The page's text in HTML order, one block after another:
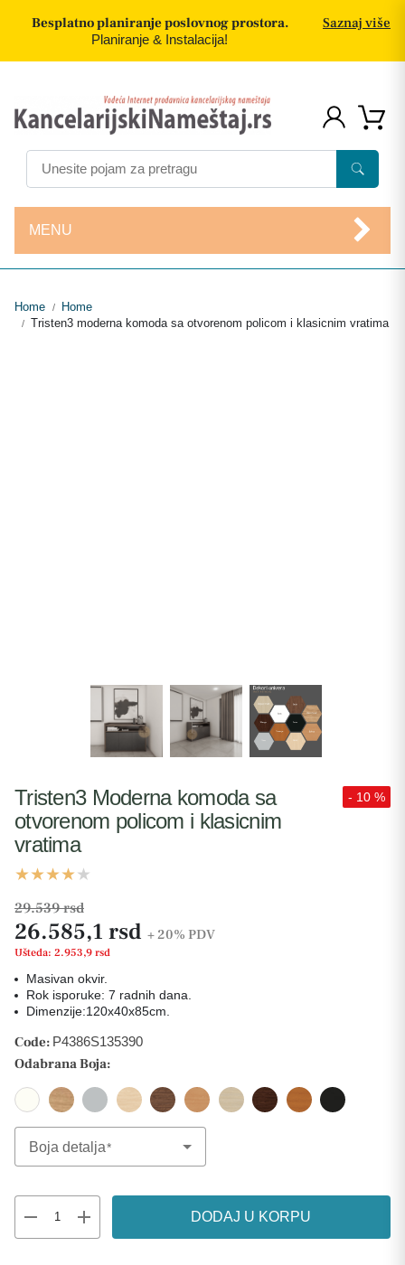
Besplatno planiranje poslovnog prostora.
Planiranje & Instalacija!
Saznaj više
MENU
Home / Home
/ Tristen3 moderna komoda sa otvorenom policom i klasicnim vratima
Tristen3 Moderna komoda sa
otvorenom policom i klasicnim
vratima
- 10 %
29.539 rsd
26.585,1 rsd + 20% PDV
Ušteda: 2.953,9 rsd
Masivan okvir.
Rok isporuke: 7 radnih dana.
Dimenzije:120x40x85cm.
Code: P4386S135390
Odabrana Boja:
Boja detalja
Select Option
remove add DODAJ U KORPU